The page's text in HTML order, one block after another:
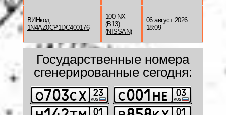
ВИНкод
1N4AZ0CP1DC400176
100 NX
(B13)
(NISSAN)
06 август 2026
18:09
Государственные номера
сгенерированные сегодня: